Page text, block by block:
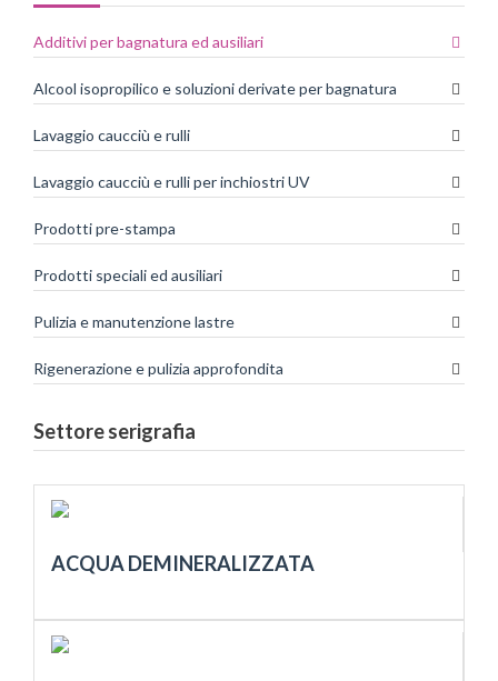
Additivi per bagnatura ed ausiliari
Alcool isopropilico e soluzioni derivate per bagnatura
Lavaggio caucciù e rulli
Lavaggio caucciù e rulli per inchiostri UV
Prodotti pre-stampa
Prodotti speciali ed ausiliari
Pulizia e manutenzione lastre
Rigenerazione e pulizia approfondita
Settore serigrafia
ACQUA DEMINERALIZZATA